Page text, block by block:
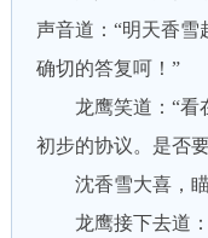
声音道：“明天香雪
确切的答复呵！”
龙鹰笑道：“看
初步的协议。是否
沈香雪大喜，瞄
龙鹰接下去道：